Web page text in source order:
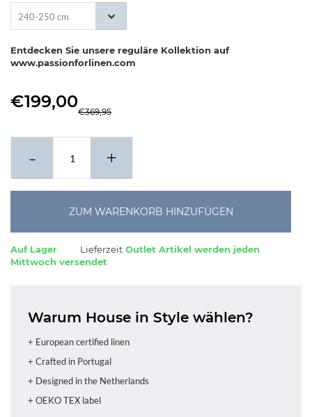
240-250 cm
Entdecken Sie unsere reguläre Kollektion auf
www.passionforlinen.com
€199,00
€369,95
- +
ZUM WARENKORB HINZUFÜGEN
Auf Lager Lieferzeit Outlet Artikel werden jeden
Mittwoch versendet
Warum House in Style wählen?
+ European certified linen
+ Crafted in Portugal
+ Designed in the Netherlands
+ OEKO TEX label